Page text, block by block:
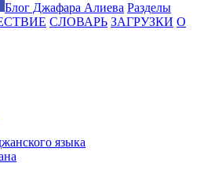
Блог Джафара Алиева Разделы
СЛОВАРЬ ЗАГРУЗКИ О
языка